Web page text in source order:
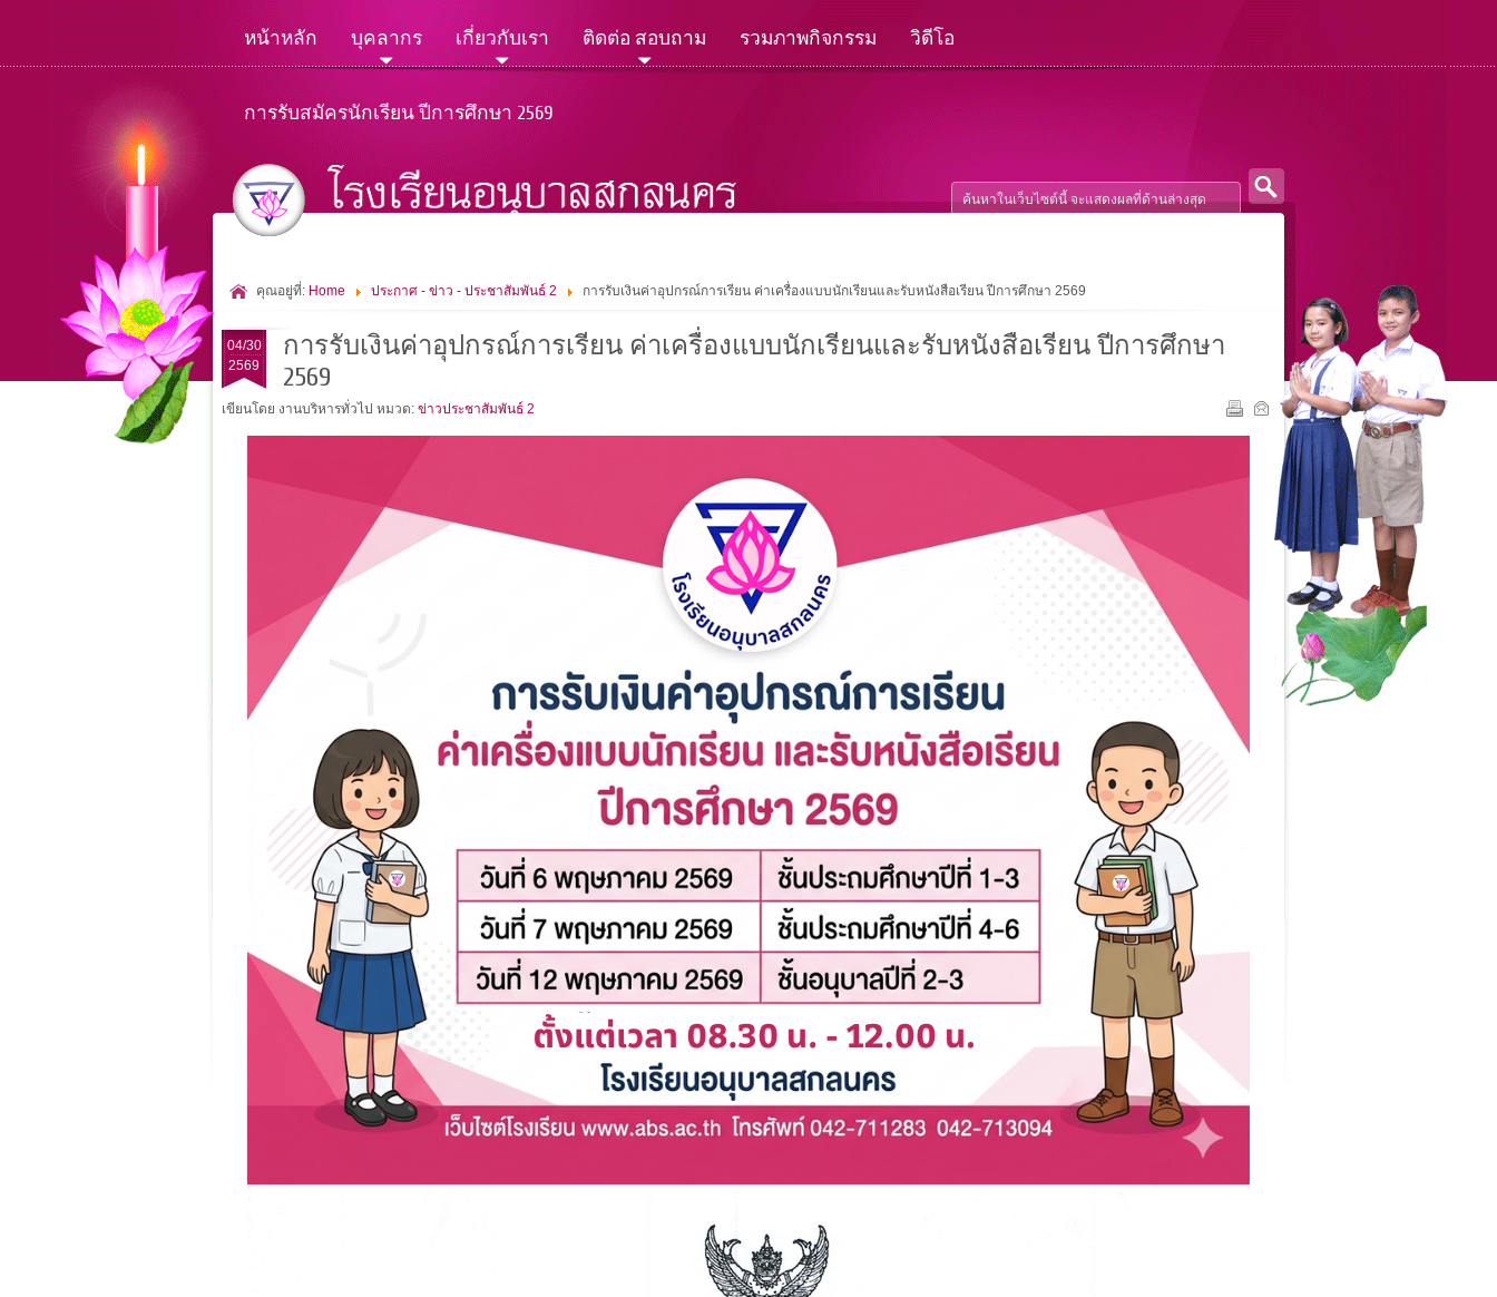
หน้าหลัก บุคลากร เกี่ยวกับเรา ติดต่อ สอบถาม รวมภาพกิจกรรม วิดีโอ
การรับสมัครนักเรียน ปีการศึกษา 2569
คุณอยู่ที่: Home ประกาศ - ข่าว - ประชาสัมพันธ์ 2 การรับเงินค่าอุปกรณ์การเรียน ค่าเครื่องแบบนักเรียนและรับหนังสือเรียน ปีการศึกษา 2569
04/30
2569
การรับเงินค่าอุปกรณ์การเรียน ค่าเครื่องแบบนักเรียนและรับหนังสือเรียน ปีการศึกษา
2569
เขียนโดย งานบริหารทั่วไป หมวด: ข่าวประชาสัมพันธ์ 2